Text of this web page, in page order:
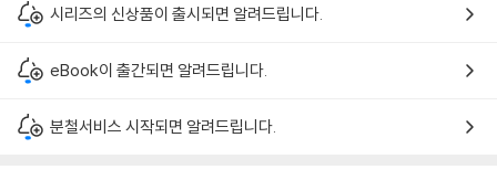
시리즈의 신상품이 출시되면 알려드립니다.
eBook이 출간되면 알려드립니다.
분철서비스 시작되면 알려드립니다.